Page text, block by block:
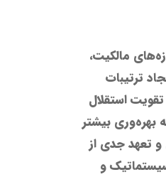
مالکیت،
ترتیبات
استقلال
بهره‌وری بیشتر
و تعهد جدی از
و